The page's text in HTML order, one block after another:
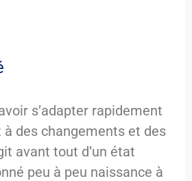
s’adapter rapidement
des changements et des
avant tout d’un état
peu à peu naissance à